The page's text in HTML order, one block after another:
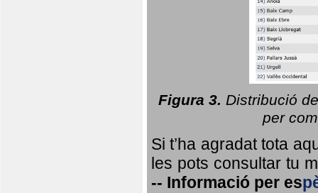
Figura 3. Distribució
per
Si t’ha agradat tota
les pots consultar tu
-- Informació per es